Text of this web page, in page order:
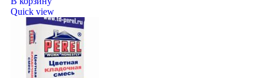
Quick view